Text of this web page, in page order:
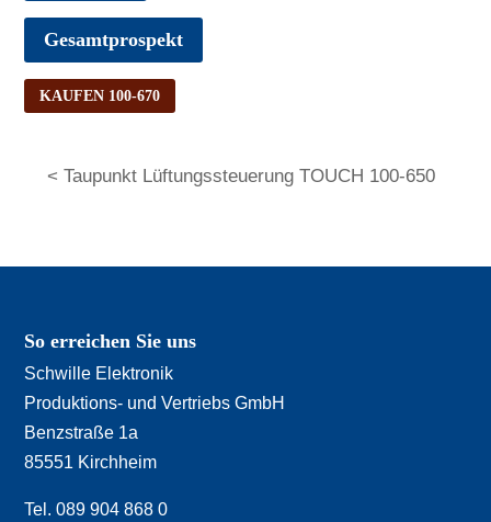
Gesamtprospekt
KAUFEN 100-670
< Taupunkt Lüftungssteuerung TOUCH 100-650
So erreichen Sie uns
Schwille Elektronik
Produktions- und Vertriebs GmbH
Benzstraße 1a
85551 Kirchheim
Tel. 089 904 868 0